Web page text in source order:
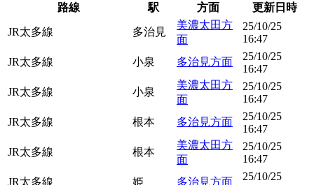
路線 駅 方面 更新日時
JR太多線 多治見
美濃太田方
面
25/10/25
16:47
JR太多線
小泉 多治見方面
25/10/25
16:47
JR太多線
小泉
美濃太田方
面
25/10/25
16:47
JR太多線
根本 多治見方面
25/10/25
16:47
JR太多線
根本
美濃太田方
面
25/10/25
16:47
JR太多線
姫 多治見方面
25/10/25